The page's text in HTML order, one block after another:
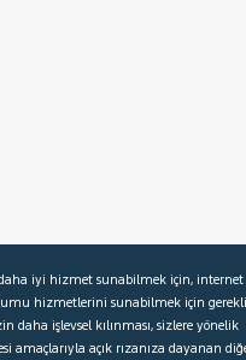
Hakkımızda
S.S.S. Faydalı Bağlantılar
iyi hizmet sunabilmek için, internet
hizmetlerini sunabilmek için gerekli
daha işlevsel kılınması, sizlere yönelik
açık rızanıza dayanan